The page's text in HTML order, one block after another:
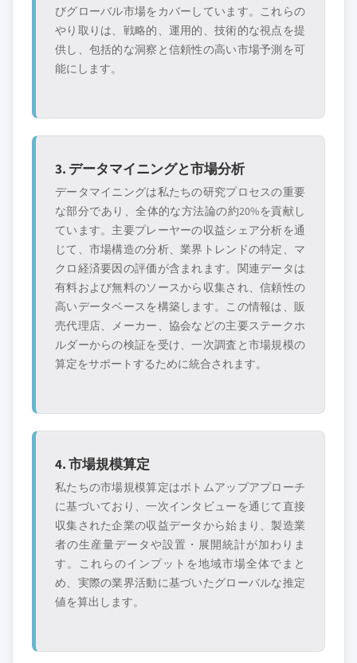
びグローバル市場をカバーしています。これらの
やり取りは、戦略的、運用的、技術的な視点を提
供し、包括的な洞察と信頼性の高い市場予測を可
能にします。
3. データマイニングと市場分析
データマイニングは私たちの研究プロセスの重要
な部分であり、全体的な方法論の約20%を貢献し
ています。主要プレーヤーの収益シェア分析を通
じて、市場構造の分析、業界トレンドの特定、マ
クロ経済要因の評価が含まれます。関連データは
有料および無料のソースから収集され、信頼性の
高いデータベースを構築します。この情報は、販
売代理店、メーカー、協会などの主要ステークホ
ルダーからの検証を受け、一次調査と市場規模の
算定をサポートするために統合されます。
4. 市場規模算定
私たちの市場規模算定はボトムアップアプローチ
に基づいており、一次インタビューを通じて直接
収集された企業の収益データから始まり、製造業
者の生産量データや設置・展開統計が加わりま
す。これらのインプットを地域市場全体でまと
め、実際の業界活動に基づいたグローバルな推定
値を算出します。